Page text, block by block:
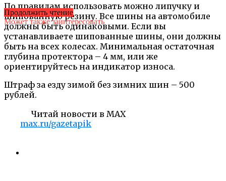
По правилам использовать можно липучку и
шипованную резину. Все шины на автомобиле
должны быть одинаковыми. Если вы
устанавливаете шипованные шины, они должны
быть на всех колесах. Минимальная остаточная
глубина протектора – 4 мм, или же
ориентируйтесь на индикатор износа.
Штраф за езду зимой без зимних шин – 500
рублей.
Читай новости в MAX
max.ru/gazetapik
Продолжить чтение
Может также заинтересовать